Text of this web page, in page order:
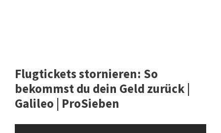
Flugtickets stornieren: So
bekommst du dein Geld zurück |
Galileo | ProSieben